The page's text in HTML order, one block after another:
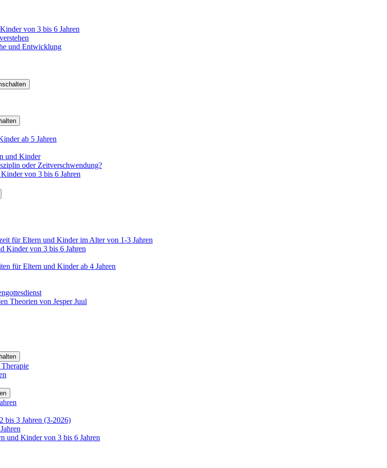
von 3 bis 6 Jahren
und Entwicklung
ab 5 Jahren
und Kinder
oder Zeitverschwendung?
von 3 bis 6 Jahren
für Eltern und Kinder im Alter von 1-3 Jahren
Kinder von 3 bis 6 Jahren
für Eltern und Kinder ab 4 Jahren
Theorien von Jesper Juul
bis 3 Jahren (3-2026)
und Kinder von 3 bis 6 Jahren